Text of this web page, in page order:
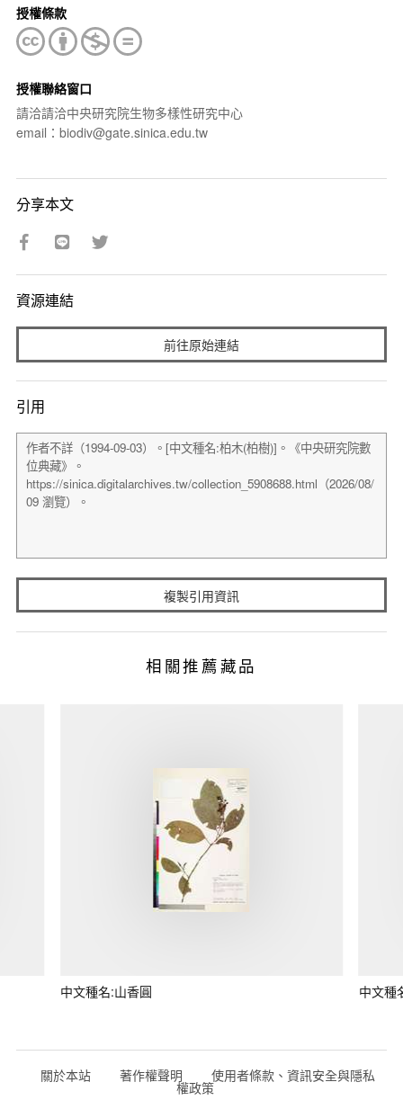
授權條款
授權聯絡窗口
請洽請洽中央研究院生物多樣性研究中心
email：biodiv@gate.sinica.edu.tw
分享本文
資源連結
前往原始連結
引用
複製引用資訊
相關推薦藏品
中文種名:山香圓 中文種
關於本站 著作權聲明 使用者條款、資訊安全與隱私
權政策